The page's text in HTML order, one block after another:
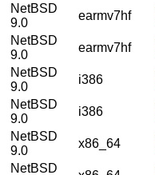
NetBSD
9.0
earmv7hf
NetBSD
9.0
earmv7hf
NetBSD
9.0
i386
NetBSD
9.0
i386
NetBSD
9.0
x86_64
NetBSD